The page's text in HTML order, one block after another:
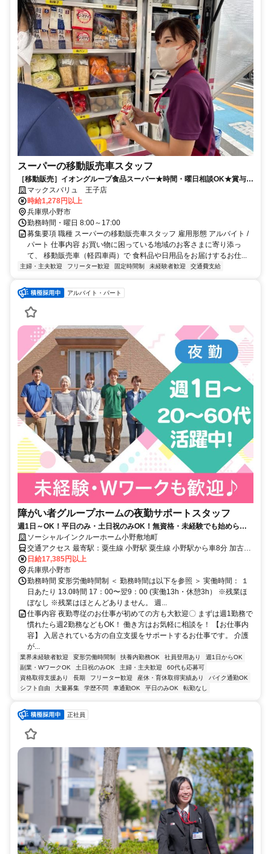
スーパーの移動販売車スタッフ
［移動販売］イオングループ食品スーパー★時間・曜日相談OK★賞与・
買物割引制度など待遇充実
マックスバリュ 王子店
時給1,278円以上
兵庫県小野市
勤務時間・曜日 8:00～17:00
募集要項 職種 スーパーの移動販売車スタッフ 雇用形態 アルバイト /
パート 仕事内容 お買い物に困っている地域のお客さまに寄り添っ
て、 移動販売車（軽四車両）で 食料品や日用品をお届けするお仕...
主婦・主夫歓迎 フリーター歓迎 固定時間制 未経験者歓迎 交通費支給
アルバイト・パート
障がい者グループホームの夜勤サポートスタッフ
週1日～OK！平日のみ・土日祝のみOK！無資格・未経験でも始められ
ます。目の前の人に喜んでいただくことに、一生懸命になれる仕事で
す。
ソーシャルインクルーホーム小野敷地町
交通アクセス 最寄駅：粟生線 小野駅 粟生線 小野駅から車8分 加古川
線 粟生駅から車8分
日給17,385円以上
兵庫県小野市
勤務時間 変形労働時間制 ＜ 勤務時間は以下を参照 ＞ 実働時間： １
日あたり 13.0時間 17：00〜翌9：00 (実働13h・休憩3h） ※残業ほ
ぼなし ※残業はほとんどありません。 週...
仕事内容 夜勤専従のお仕事が初めての方も大歓迎〇 まずは週1勤務で
慣れたら週2勤務などもOK！ 働き方はお気軽に相談を！ 【お仕事内
容】 入居されている方の自立支援をサポートするお仕事です。 介護
が...
業界未経験者歓迎 変形労働時間制 扶養内勤務OK 社員登用あり
週1日からOK
副業・WワークOK
土日祝のみOK 主婦・主夫歓迎
60代も応募可
資格取得支援あり
長期 フリーター歓迎 産休・育休取得実績あり
バイク通勤OK
シフト自由
大量募集 学歴不問 車通勤OK 平日のみOK 転勤なし
正社員